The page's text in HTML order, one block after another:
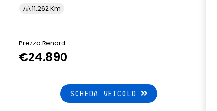
Volante regolabile in altezza e profondità
11.262 Km
Prezzo Renord
€24.890
SCHEDA VEICOLO